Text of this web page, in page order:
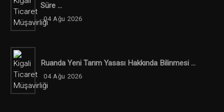
Süre ...
04 Ağu 2026
Ruanda Yeni Tarım Yasası Hakkında Bilinmesi ...
04 Ağu 2026